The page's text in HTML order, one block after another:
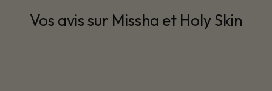
BB Cream Missha M Perfect Cover : pour quelle
carnation ?
Vos avis sur Missha et Holy Skin